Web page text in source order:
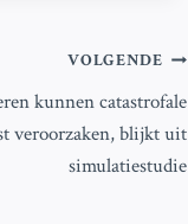
VOLGENDE
kunnen catastrofale
veroorzaken, blijkt uit
simulatiestudie